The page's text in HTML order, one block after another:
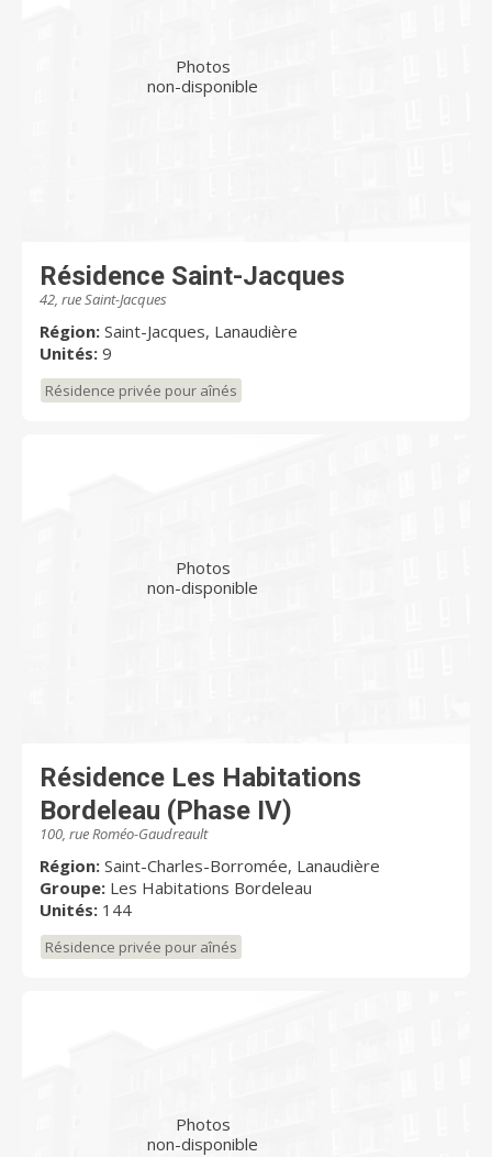
Photos
non-disponible
Résidence Saint-Jacques
42, rue Saint-Jacques
Région: Saint-Jacques, Lanaudière
Unités: 9
Résidence privée pour aînés
Photos
non-disponible
Résidence Les Habitations
Bordeleau (Phase IV)
100, rue Roméo-Gaudreault
Région: Saint-Charles-Borromée, Lanaudière
Groupe: Les Habitations Bordeleau
Unités: 144
Résidence privée pour aînés
Photos
non-disponible